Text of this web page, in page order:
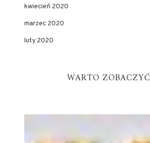
kwiecień 2020
marzec 2020
luty 2020
WARTO ZOBACZYĆ